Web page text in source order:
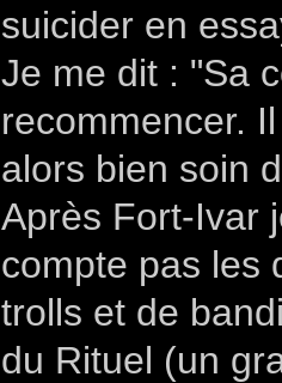
suicider en
Je me dit : "Sa
recommencer.
alors bien soin
Après Fort-Ivar
compte pas les
trolls et de
du Rituel (un